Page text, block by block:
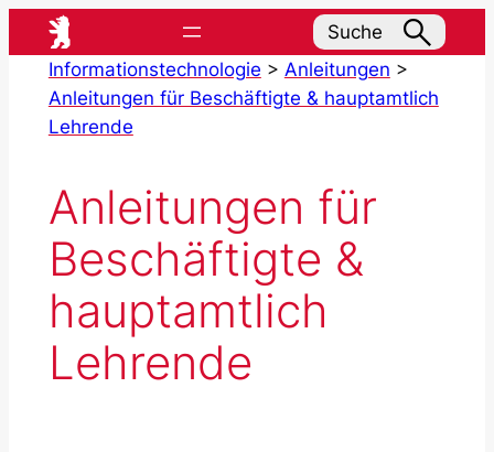
Inhalt
springen
Suche
Informationstechnologie > Anleitungen >
Anleitungen für Beschäftigte & hauptamtlich
Lehrende
Anleitungen für
Beschäftigte &
hauptamtlich
Lehrende